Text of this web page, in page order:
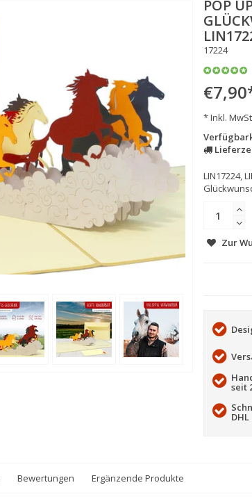
POP
17224
€7,90
* Inkl.
LIN17224,
Zur
seit
DHL
Bewertungen Ergänzende Produkte